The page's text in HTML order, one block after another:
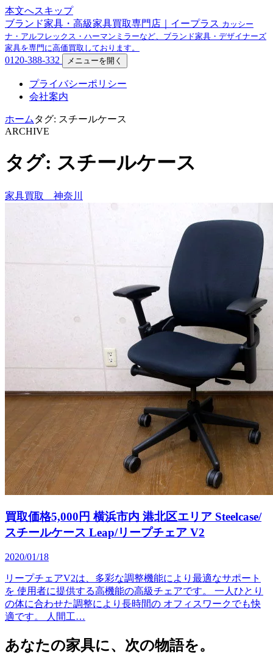
本文へスキップ
ブランド家具・高級家具買取専門店｜イープラス カッシー
ナ・アルフレックス・ハーマンミラーなど、ブランド家具・デザイナーズ
家具を専門に高価買取しております。
0120-388-332 メニューを開く
プライバシーポリシー
会社案内
ホーム タグ: スチールケース
ARCHIVE
タグ: スチールケース
家具買取 神奈川
買取価格5,000円 横浜市内 港北区エリア Steelcase/
スチールケース Leap/リープチェア V2
2020/01/18
リープチェアV2は、多彩な調整機能により最適なサポート
を 使用者に提供する高機能の高級チェアです。 一人ひとり
の体に合わせた調整により長時間の オフィスワークでも快
適です。 人間工…
あなたの家具に、次の物語を。